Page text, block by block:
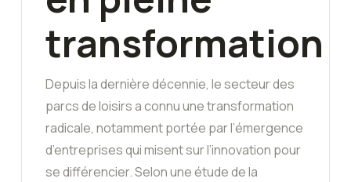
transformation
Depuis la dernière décennie, le secteur des
parcs de loisirs a connu une transformation
radicale, notamment portée par l’émergence
d’entreprises qui misent sur l’innovation pour
se différencier. Selon une étude de la